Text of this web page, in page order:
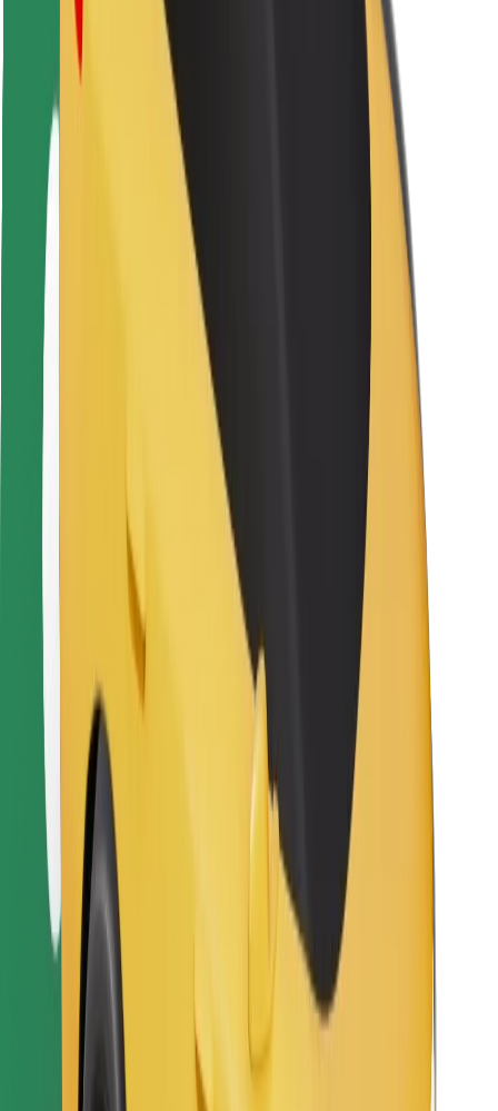
Utasbiztonság
Sofőr biztonság
E-roller biztonság
Biztonsági részleg
Városi megoldások
Bolt töltőállomások
Ételfutároknak
Bolt Food
Flottapartnereknek
Éttermeknek
Bolt for Business
Egyéb
Beszállítók
Felhasználási feltételek
Sütik
Biztonság
Pár perc alatt ott vagyunk érted!
Bolt alkalmazás letöltése
Találd meg kedvenc ételedet!
Bolt Food app letöltése